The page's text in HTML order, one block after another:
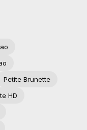
Petite Brunette
HD